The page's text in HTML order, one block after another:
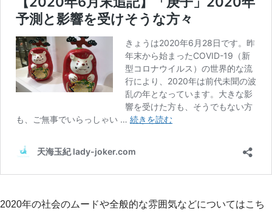
2020年の社会のムードや全般的な雰囲気などについてはこち